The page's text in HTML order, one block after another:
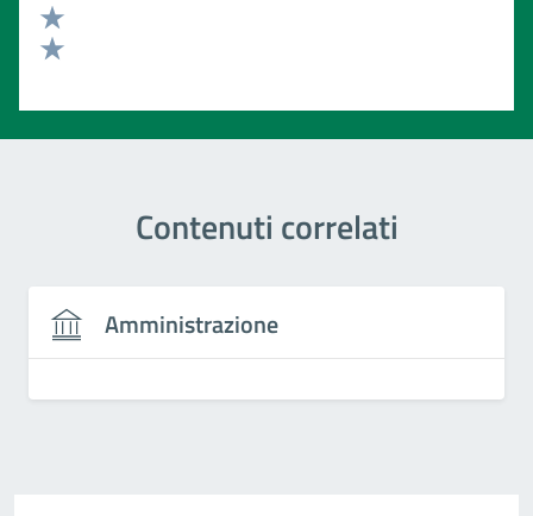
Valuta 3 stelle su 5
Valuta 2 stelle su 5
Contenuti correlati
Amministrazione